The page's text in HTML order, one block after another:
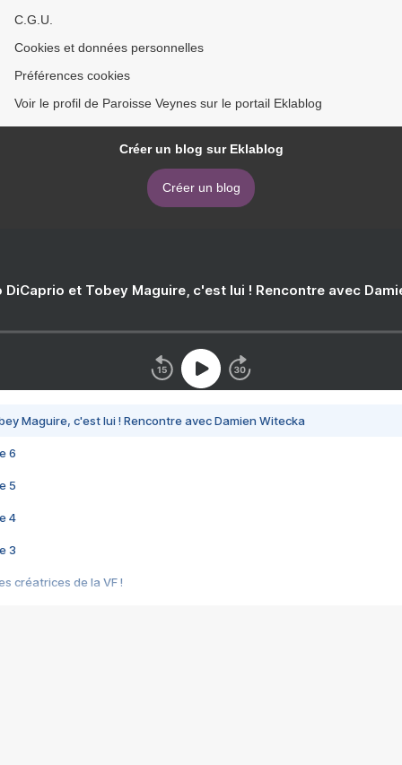
C.G.U.
Cookies et données personnelles
Préférences cookies
Voir le profil de Paroisse Veynes sur le portail Eklablog
Créer un blog sur Eklablog
Créer un blog
DiCaprio et Tobey Maguire, c'est lui ! Rencontre avec
Maguire, c'est lui ! Rencontre avec Damien Witecka
6
5
4
3
créatrices de la VF !